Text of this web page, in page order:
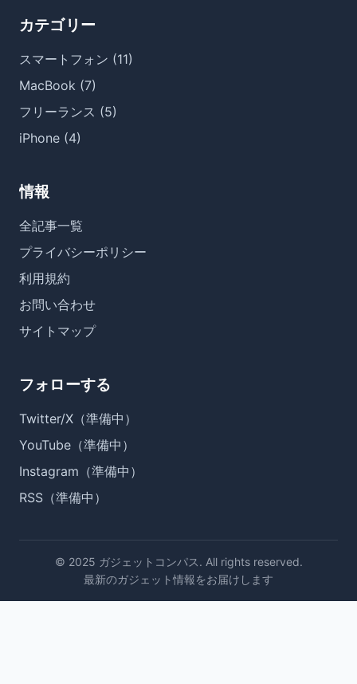
カテゴリー
スマートフォン (11)
MacBook (7)
フリーランス (5)
iPhone (4)
情報
全記事一覧
プライバシーポリシー
利用規約
お問い合わせ
サイトマップ
フォローする
Twitter/X（準備中）
YouTube（準備中）
Instagram（準備中）
RSS（準備中）
© 2025 ガジェットコンパス. All rights reserved.
最新のガジェット情報をお届けします